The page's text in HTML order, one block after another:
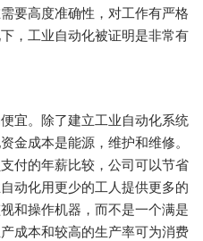
要高度准确性，对工作有严格
，工业自动化被证明是非常有
宜。除了建立工业自动化系统
金成本是能源，维护和维修。
付的年薪比较，公司可以节省
动化用更少的工人提供更多的
和操作机器，而不是一个满是
成本和较高的生产率可为消费